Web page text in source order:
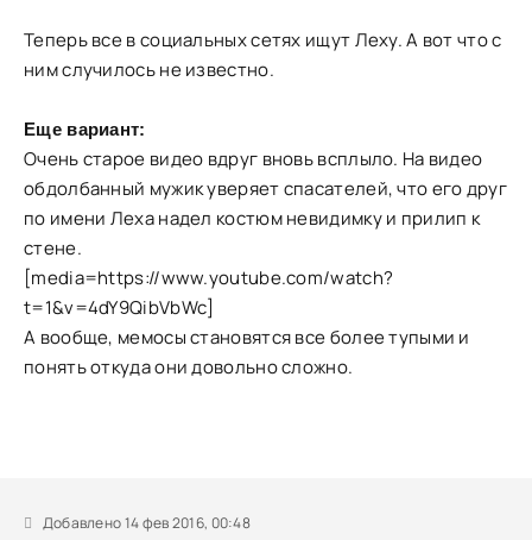
Теперь все в социальных сетях ищут Леху. А вот что с
ним случилось не известно.
Еще вариант:
Очень старое видео вдруг вновь всплыло. На видео
обдолбанный мужик уверяет спасателей, что его друг
по имени Леха надел костюм невидимку и прилип к
стене.
[media=https://www.youtube.com/watch?
t=1&v=4dY9QibVbWc]
А вообще, мемосы становятся все более тупыми и
понять откуда они довольно сложно.
Добавлено 14 фев 2016, 00:48